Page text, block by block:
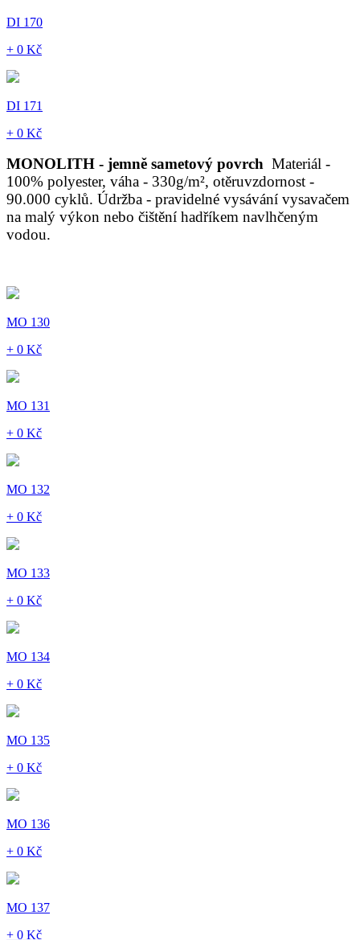
DI 170
+ 0 Kč
DI 171
+ 0 Kč
MONOLITH - jemně sametový povrch Materiál -
100% polyester, váha - 330g/m², otěruvzdornost -
90.000 cyklů. Údržba - pravidelné vysávání vysavačem
na malý výkon nebo čištění hadříkem navlhčeným
vodou.
MO 130
+ 0 Kč
MO 131
+ 0 Kč
MO 132
+ 0 Kč
MO 133
+ 0 Kč
MO 134
+ 0 Kč
MO 135
+ 0 Kč
MO 136
+ 0 Kč
MO 137
+ 0 Kč